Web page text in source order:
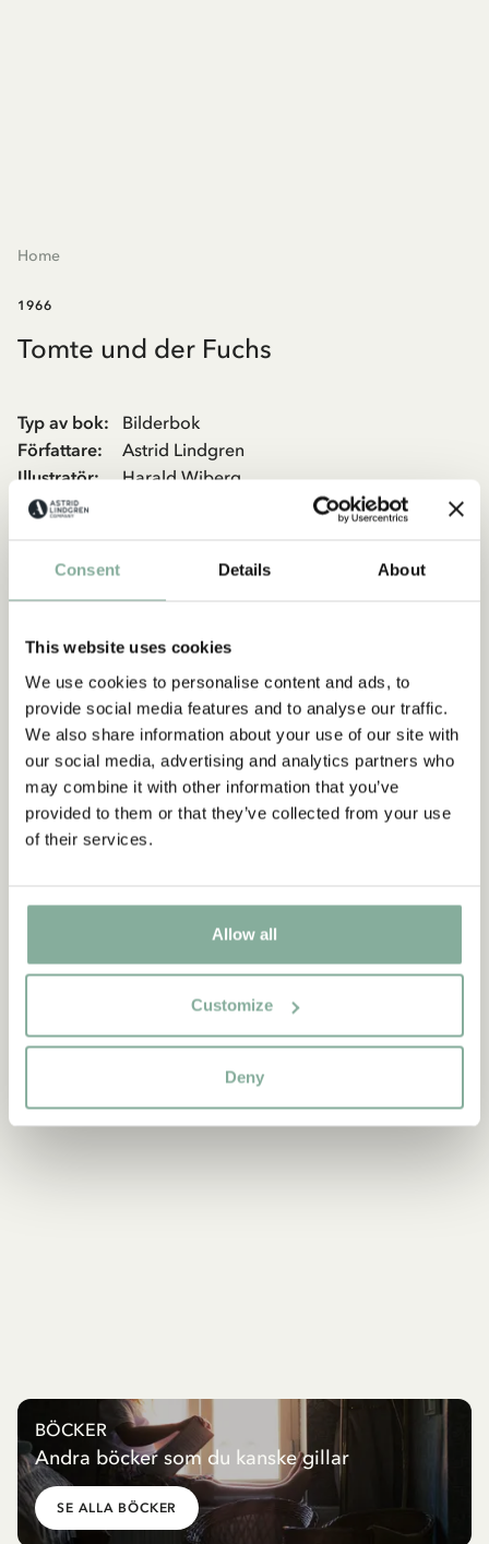
Consent Details About
This website uses cookies
We use cookies to personalise content and ads, to
provide social media features and to analyse our traffic.
We also share information about your use of our site with
our social media, advertising and analytics partners who
may combine it with other information that you’ve
provided to them or that they’ve collected from your use
of their services.
Allow all
Customize
Deny
Home
1966
Tomte und der Fuchs
Typ av bok:
Bilderbok
Författare:
Astrid Lindgren
Illustratör:
Harald Wiberg
Förlag:
sitt gömställe. Den lilla imponen med det långa vita skägget
och den röda mössan skyddar människor och djur. Men denna
Men Tomte har en idé... Översättare: Silke von Hacht
Upptäck mer Böcker
0-3 ÅR 3-6 ÅR 6-9 ÅR 9-12 ÅR
UNGA VUXNA
BÖCKER
Andra böcker som du kanske gillar
SE ALLA BÖCKER